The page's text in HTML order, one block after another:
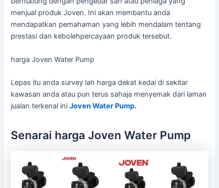
menjual produk Joven. Ini akan membantu anda
mendapatkan pemahaman yang lebih mendalam tentang
prestasi dan kebolehpercayaan produk tersebut.
harga Joven Water Pump
Lepas itu anda survey lah harga dekat kedai di sekitar
kawasan anda atau pun terus sahaja menyemak dari laman
jualan terkenal iniJoven Water Pump.
Senarai harga Joven Water Pump